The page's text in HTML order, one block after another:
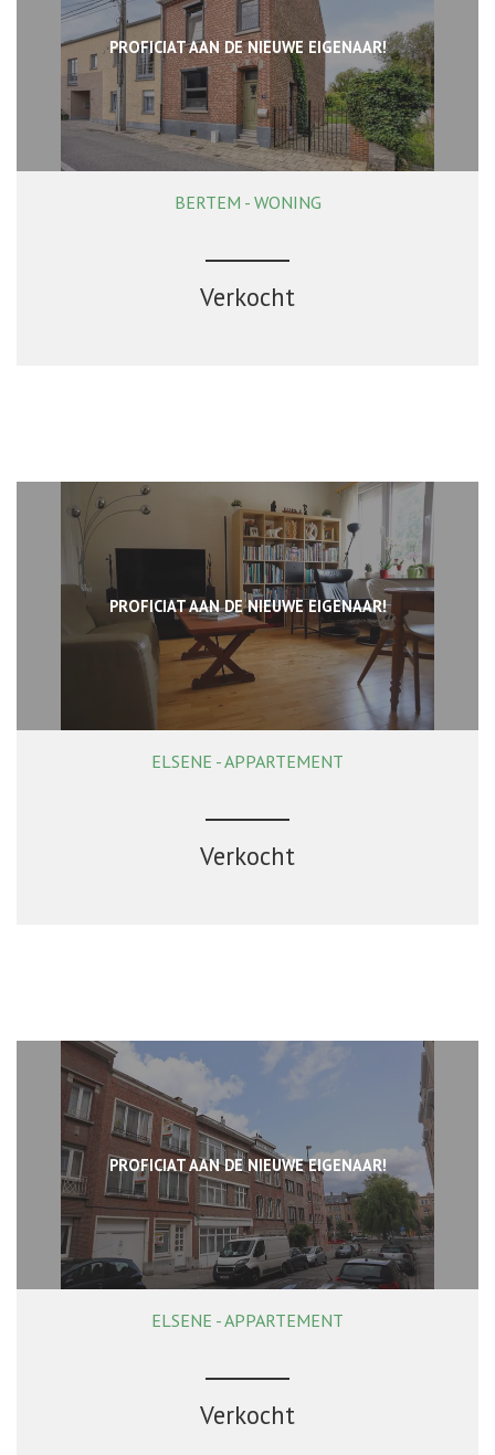
PROFICIAT AAN DE NIEUWE EIGENAAR!
140 m² 3
BERTEM - WONING
Verkocht
PROFICIAT AAN DE NIEUWE EIGENAAR!
82 m² 2 1
ELSENE - APPARTEMENT
Verkocht
PROFICIAT AAN DE NIEUWE EIGENAAR!
32 m² 1 1
ELSENE - APPARTEMENT
Verkocht